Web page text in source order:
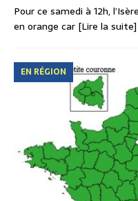
Pour ce samedi à 12h,
en orange car [Lire la suite]
EN RÉGION